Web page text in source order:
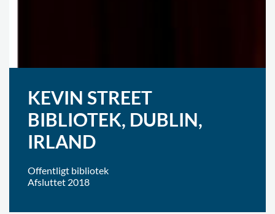
KEVIN STREET
BIBLIOTEK, DUBLIN,
IRLAND
Offentligt bibliotek
Afsluttet 2018